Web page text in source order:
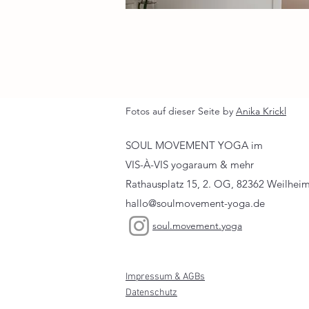
Fotos auf dieser Seite by Anika Krickl
SOUL MOVEMENT YOGA im
VIS-À-VIS yogaraum & mehr
Rathausplatz 15, 2. OG, 82362
hallo@soulmovement-yoga.de
soul.movement.yoga
Impressum & AGBs
Datenschutz